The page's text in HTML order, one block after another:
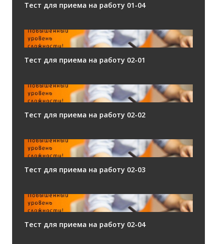
Тест для приема на работу 01-04
Тест для приема на работу 02-01
Тест для приема на работу 02-02
Тест для приема на работу 02-03
Тест для приема на работу 02-04